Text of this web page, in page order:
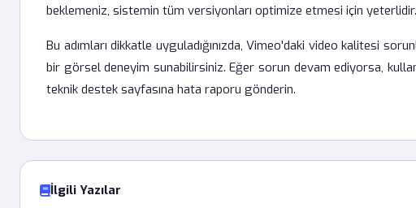
beklemeniz, sistemin tüm versiyonları optimize etmesi için
Bu adımları dikkatle uyguladığınızda, Vimeo'daki video kalitesi
bir görsel deneyim sunabilirsiniz. Eğer sorun devam ediyorsa,
teknik destek sayfasına hata raporu gönderin.
İlgili Yazılar